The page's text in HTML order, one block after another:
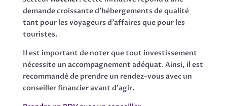
demande croissante d’hébergements de qualité
tant pour les voyageurs d’affaires que pour les
touristes.
Il est important de noter que tout investissement
nécessite un accompagnement adéquat. Ainsi, il est
recommandé de prendre un rendez-vous avec un
conseiller financier avant d’agir.